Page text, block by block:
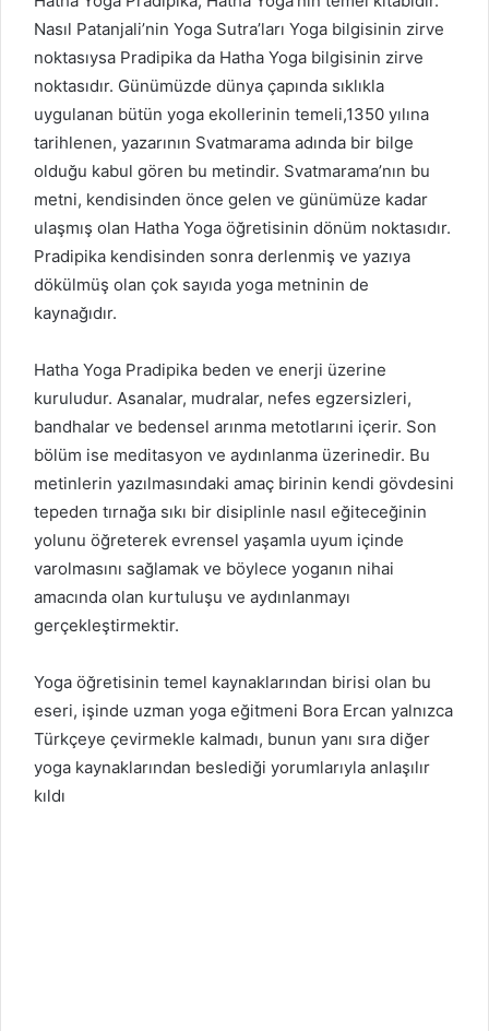
Nasıl Patanjali’nin Yoga Sutra’ları Yoga bilgisinin zirve
noktasıysa Pradipika da Hatha Yoga bilgisinin zirve
noktasıdır. Günümüzde dünya çapında sıklıkla
uygulanan bütün yoga ekollerinin temeli,1350 yılına
tarihlenen, yazarının Svatmarama adında bir bilge
olduğu kabul gören bu metindir. Svatmarama’nın bu
metni, kendisinden önce gelen ve günümüze kadar
ulaşmış olan Hatha Yoga öğretisinin dönüm noktasıdır.
Pradipika kendisinden sonra derlenmiş ve yazıya
dökülmüş olan çok sayıda yoga metninin de
kaynağıdır.
Hatha Yoga Pradipika beden ve enerji üzerine
kuruludur. Asanalar, mudralar, nefes egzersizleri,
bandhalar ve bedensel arınma metotlarıni içerir. Son
bölüm ise meditasyon ve aydınlanma üzerinedir. Bu
metinlerin yazılmasındaki amaç birinin kendi gövdesini
tepeden tırnağa sıkı bir disiplinle nasıl eğiteceğinin
yolunu öğreterek evrensel yaşamla uyum içinde
varolmasını sağlamak ve böylece yoganın nihai
amacında olan kurtuluşu ve aydınlanmayı
gerçekleştirmektir.
Yoga öğretisinin temel kaynaklarından birisi olan bu
eseri, işinde uzman yoga eğitmeni Bora Ercan yalnızca
Türkçeye çevirmekle kalmadı, bunun yanı sıra diğer
yoga kaynaklarından beslediği yorumlarıyla anlaşılır
kıldı